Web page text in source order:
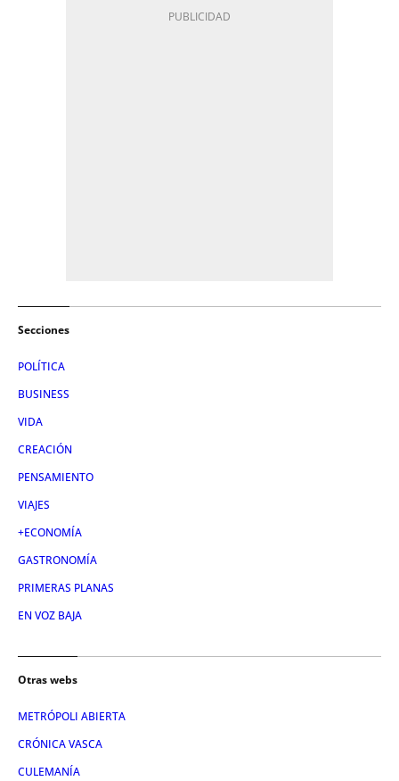
Secciones
POLÍTICA
BUSINESS
VIDA
CREACIÓN
PENSAMIENTO
VIAJES
+ECONOMÍA
GASTRONOMÍA
PRIMERAS PLANAS
EN VOZ BAJA
Otras webs
METRÓPOLI ABIERTA
CRÓNICA VASCA
CULEMANÍA